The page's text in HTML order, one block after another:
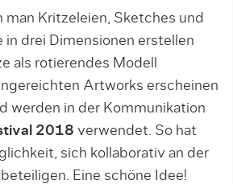
man Kritzeleien, Sketches und
in drei Dimensionen erstellen
als rotierendes Modell
Artworks erscheinen
werden in der Kommunikation
2018 verwendet. So hat
sich kollaborativ an der
Eine schöne Idee!